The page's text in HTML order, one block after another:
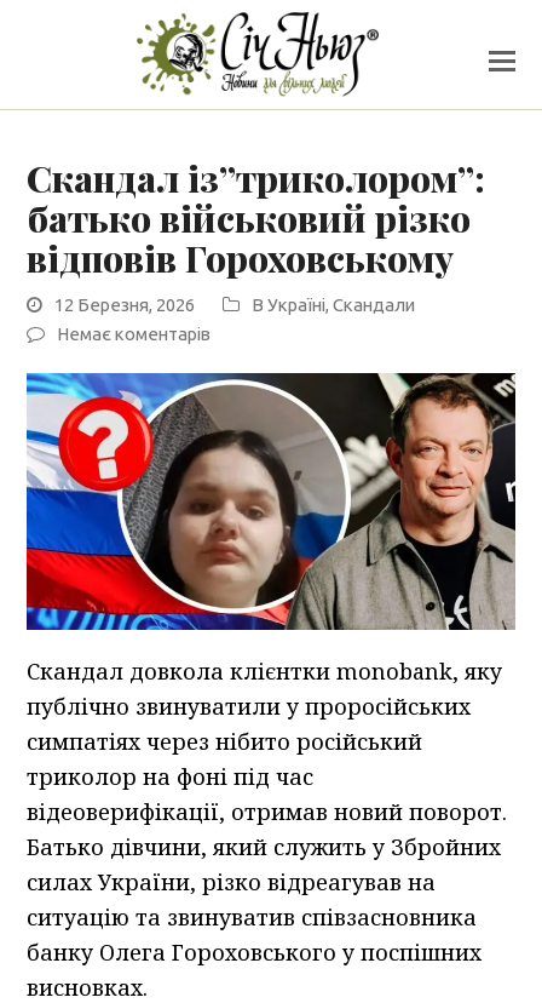
Скандал із”триколором”:
батько військовий різко
відповів Гороховському
12 Березня, 2026 В Україні,Скандали
Немає коментарів
Скандал довкола клієнтки monobank, яку
публічно звинуватили у проросійських
симпатіях через нібито російський
триколор на фоні під час
відеоверифікації, отримав новий поворот.
Батько дівчини, який служить у Збройних
силах України, різко відреагував на
ситуацію та звинуватив співзасновника
банку Олега Гороховського у поспішних
висновках.